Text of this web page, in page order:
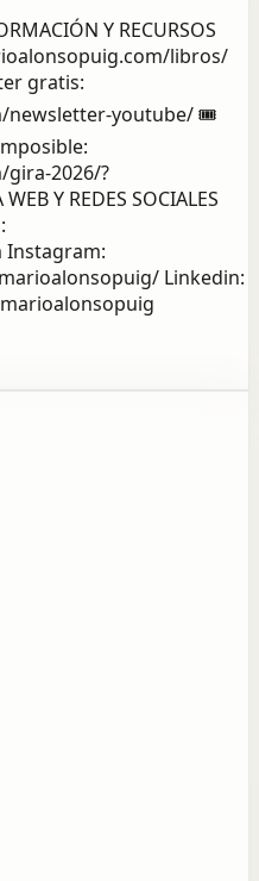
Y RECURSOS
libros/
gratis:
newsletter-youtube/ 🎟️
2026/?
Y REDES SOCIALES
Linkedin: